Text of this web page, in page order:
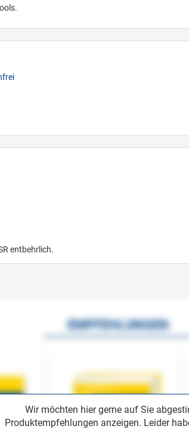
entbehrlich.
Wir möchten hier gerne auf Sie
Produktempfehlungen anzeigen. Leider
EMPFEHLUNGEN